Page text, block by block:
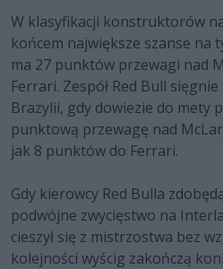
W klasyfikacji konstruktorów
końcem największe szanse na
ma 27 punktów przewagi nad
Ferrari. Zespół Red Bull
Brazylii, gdy dowiezie do mety
punktową przewagę nad
jak 8 punktów do Ferrari.
Gdy kierowcy Red Bulla
podwójne zwycięstwo na
cieszył się z mistrzostwa bez
kolejności wyścig zakończą